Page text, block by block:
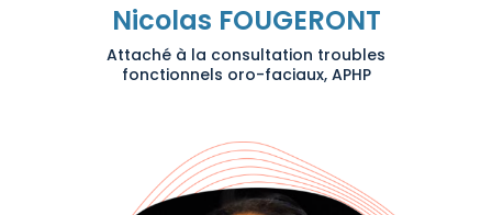
Nicolas FOUGERONT
Attaché à la consultation troubles
fonctionnels oro-faciaux, APHP